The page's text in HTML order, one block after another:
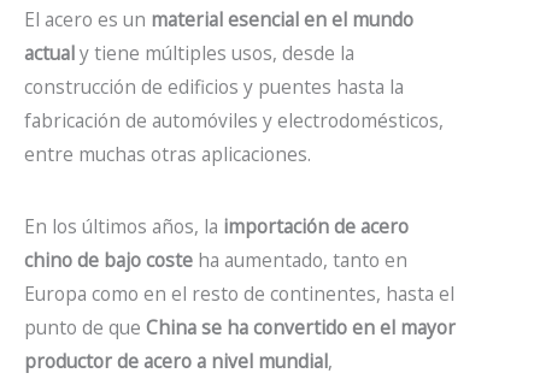
El acero es un material esencial en el mundo
actualy tiene múltiples usos, desde la
construcción de edificios y puentes hasta la
fabricación de automóviles y electrodomésticos,
entre muchas otras aplicaciones.
En los últimos años, la importación de acero
chino de bajo coste ha aumentado, tanto en
Europa como en el resto de continentes, hasta el
punto de que China se ha convertido en el mayor
productor de acero a nivel mundial,